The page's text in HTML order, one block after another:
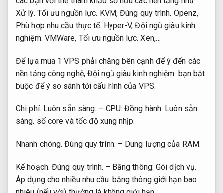
Xử lý. Tối ưu nguồn lực. KVM,Đúng quy trình. Openz,
Phù hợp nhu cầu thực tế. Hyper-V,Đội ngũ giàu kinh
nghiệm. VMWare, Tối ưu nguồn lực. Xen,…
Để lựa mua 1 VPS phải chăng bên cạnh để ý đến các
nền tảng công nghệ, Đội ngũ giàu kinh nghiệm. bạn bắt
buộc để ý so sánh tới cấu hình của VPS.
Chi phí. Luôn sẵn sàng. – CPU:Đồng hành. Luôn sẵn
sàng. số core và tốc độ xung nhịp.
Nhanh chóng. Đúng quy trình. – Dung lượng của RAM.
Kế hoạch. Đúng quy trình. – Băng thông:Gói dịch vụ.
Áp dụng cho nhiều nhu cầu. băng thông giới hạn bao